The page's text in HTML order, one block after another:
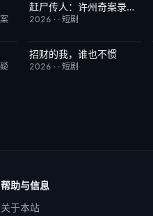
完结 9.0赶尸传人：许州奇案录秘术追凶
2026 · · 短剧
完结
招财的我，谁也不惯
2026 · · 短剧
帮助与信息
关于本站